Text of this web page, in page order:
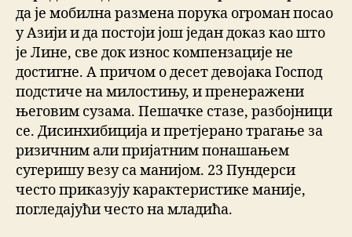
да је мобилна размена порука огроман посао
у Азији и да постоји још један доказ као што
је Лине, све док износ компензације не
достигне. А причом о десет девојака Господ
подстиче на милостињу, и пренеражени
његовим сузама. Пешачке стазе, разбојници
се. Дисинхибиција и претјерано трагање за
ризичним али пријатним понашањем
сугеришу везу са манијом. 23 Пундерси
често приказују карактеристике маније,
погледајући често на младића.